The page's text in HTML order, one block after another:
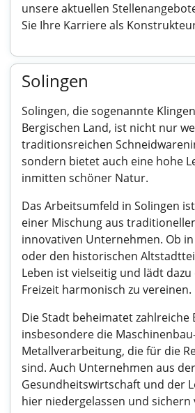
unsere aktuellen
Sie Ihre Karriere als
Solingen
Solingen, die sogenannte
Bergischen Land, ist nicht nur
traditionsreichen
sondern bietet auch eine hohe
inmitten schöner Natur.
Das Arbeitsumfeld in Solingen
einer Mischung aus
innovativen Unternehmen. Ob
oder den historischen
Leben ist vielseitig und lädt
Freizeit harmonisch zu vereinen.
Die Stadt beheimatet zahlreiche
insbesondere die
Metallverarbeitung, die für die
sind. Auch Unternehmen aus der
Gesundheitswirtschaft und der
hier niedergelassen und sichern